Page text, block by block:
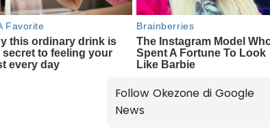
Follow Okezone di Google
News